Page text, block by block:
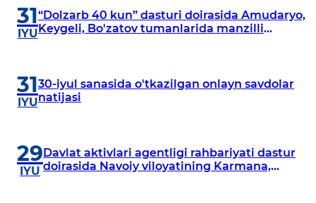
31
IYU
“Dolzarb 40 kun” dasturi doirasida Amudaryo,
Keygeli, Bo'zatov tumanlarida manzilli
31
IYU
30-iyul sanasida o'tkazilgan onlayn savdolar
natijasi
29
IYU
Davlat aktivlari agentligi rahbariyati dastur
doirasida Navoiy viloyatining Karmana,